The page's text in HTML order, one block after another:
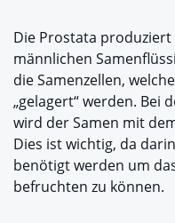
Die Prostata
männlichen
die Samenzellen,
„gelagert“ werden. Bei
wird der Samen mit
Dies ist wichtig, da
benötigt werden um
befruchten zu können.